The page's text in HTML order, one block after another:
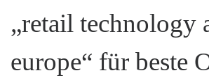
„retail technology
europe“ für beste